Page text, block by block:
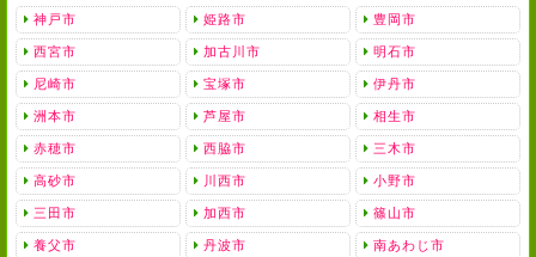
神戸市 姫路市 豊岡市
西宮市 加古川市 明石市
尼崎市 宝塚市 伊丹市
洲本市 芦屋市 相生市
赤穂市 西脇市 三木市
高砂市 川西市 小野市
三田市 加西市 篠山市
養父市 丹波市 南あわじ市